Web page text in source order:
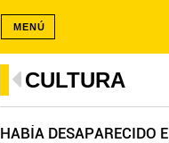
MENÚ
CULTURA
HABÍA DESAPARECIDO